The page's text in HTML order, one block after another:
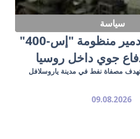
سياسة
أوكرانيا تعلن تدمير منظومة "إس-400"
جوي داخل روسيا
مصفاة نفط في مدينة ياروسلافل
09.08.2026